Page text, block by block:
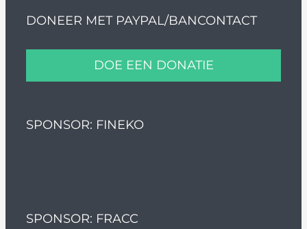
DONEER MET PAYPAL/BANCONTACT
DOE EEN DONATIE
SPONSOR: FINEKO
SPONSOR: FRACC